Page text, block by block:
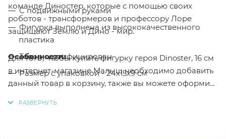
команде Диностер, которые с помощью своих
роботов - трансформеров и профессору Лоре
защищают Землю и Дино - мир.
Особенности:
С подвижными руками
Фигурка выполнена из высококачественного
пластика
Товар сертифицирован
Размер с упаковкой - 24х15х9 см
Для того, чтобы купить фигурку героя Dinoster, 16 см
в интернет-магазине Малыш необходимо добавить
данный товар в корзину, также вы можете оформить